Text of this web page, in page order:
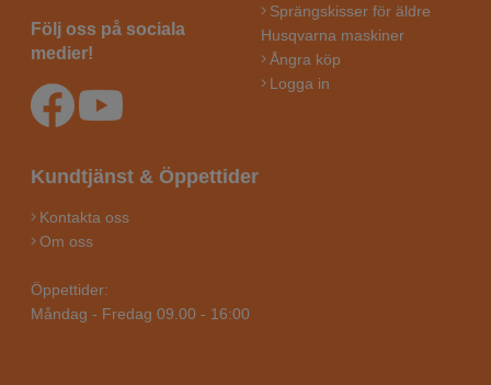
Följ oss på sociala
medier!
Sprängskisser för äldre
Husqvarna maskiner
Ångra köp
Logga in
Kundtjänst & Öppettider
Kontakta oss
Om oss
Öppettider:
Måndag - Fredag 09.00 - 16:00